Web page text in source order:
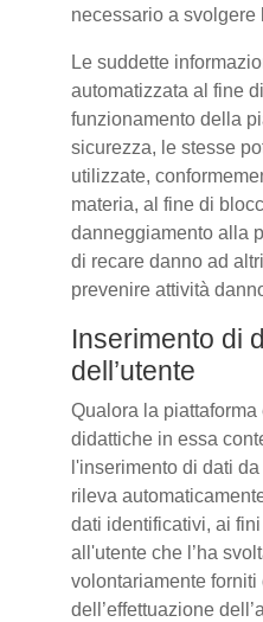
necessario a svolgere
Le suddette
automatizzata al fine
funzionamento della
sicurezza, le stesse
utilizzate,
materia, al fine di
danneggiamento alla
di recare danno ad
prevenire attività
Inserimento di
dell’utente
Qualora la
didattiche in essa
l'inserimento di dati
rileva
dati identificativi, ai
all'utente che l’ha
volontariamente
dell’effettuazione